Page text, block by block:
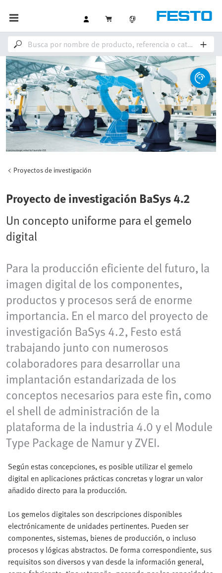
Proyectos de investigación
Proyecto de investigación BaSys 4.2
Un concepto uniforme para el gemelo
digital
Para la producción eficiente del futuro, la
imagen digital de los componentes,
productos y procesos será de enorme
importancia. En el marco del proyecto de
investigación BaSys 4.2, Festo está
trabajando junto con numerosos
colaboradores para desarrollar una
implantación estandarizada de los
conceptos necesarios para este fin, como
el shell de administración de la
plataforma de la industria 4.0 y el Module
Type Package de Namur y ZVEI.
Según estas concepciones, es posible utilizar el gemelo
digital en aplicaciones prácticas concretas y lograr un valor
añadido directo para la producción.
Los gemelos digitales son descripciones disponibles
electrónicamente de unidades pertinentes. Pueden ser
componentes, sistemas, bienes de producción, o incluso
procesos y lógicas abstractos. De forma correspondiente, sus
requisitos son diversos y van desde la información general,